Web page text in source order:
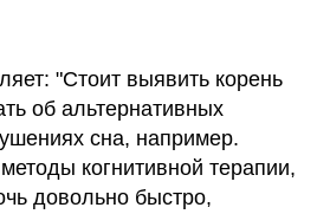
"Стоит выявить корень
об альтернативных
сна, например.
когнитивной терапии,
довольно быстро,